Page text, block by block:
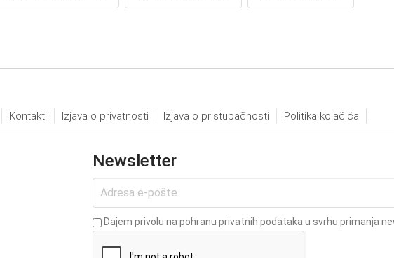
Kontakti Izjava o privatnosti Izjava o pristupačnosti Politika kolačića
Newsletter
Dajem privolu na pohranu privatnih podataka u svrhu primanja